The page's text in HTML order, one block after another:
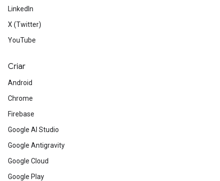
LinkedIn
X (Twitter)
YouTube
Criar
Android
Chrome
Firebase
Google AI Studio
Google Antigravity
Google Cloud
Google Play